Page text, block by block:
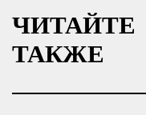
ЧИТАЙТЕ
ТАКЖЕ